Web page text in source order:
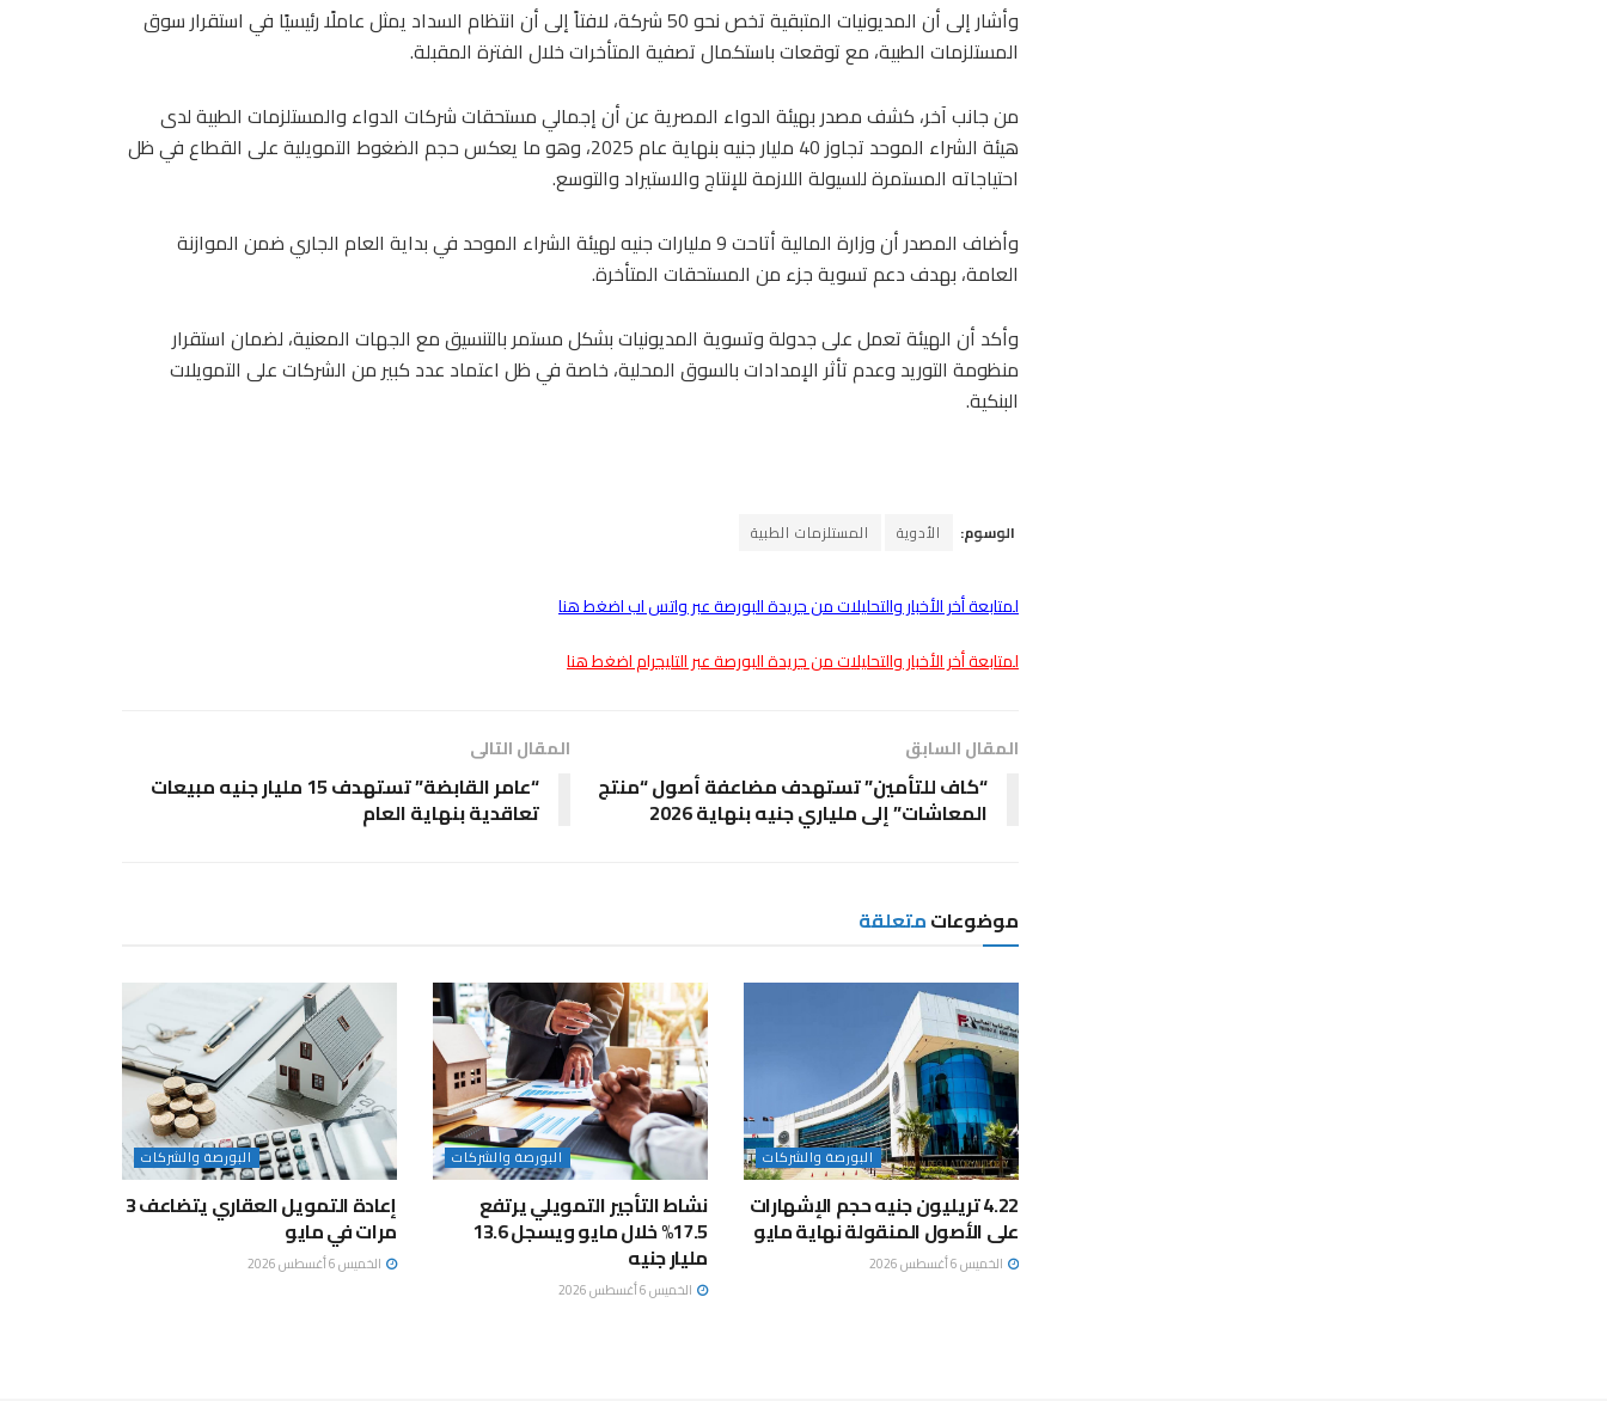
وأشار إلى أن المديونيات المتبقية تخص نحو 50 شركة، لافتاً إلى أن انتظام السداد يمثل عاملًا رئيسيًا في استقرار سوق
المستلزمات الطبية، مع توقعات باستكمال تصفية المتأخرات خلال الفترة المقبلة.
من جانب آخر، كشف مصدر بهيئة الدواء المصرية عن أن إجمالي مستحقات شركات الدواء والمستلزمات الطبية لدى
هيئة الشراء الموحد تجاوز 40 مليار جنيه بنهاية عام 2025، وهو ما يعكس حجم الضغوط التمويلية على القطاع في ظل
احتياجاته المستمرة للسيولة اللازمة للإنتاج والاستيراد والتوسع.
وأضاف المصدر أن وزارة المالية أتاحت 9 مليارات جنيه لهيئة الشراء الموحد في بداية العام الجاري ضمن الموازنة
العامة، بهدف دعم تسوية جزء من المستحقات المتأخرة.
وأكد أن الهيئة تعمل على جدولة وتسوية المديونيات بشكل مستمر بالتنسيق مع الجهات المعنية، لضمان استقرار
منظومة التوريد وعدم تأثر الإمدادات بالسوق المحلية، خاصة في ظل اعتماد عدد كبير من الشركات على التمويلات
البنكية.
الوسوم: الأدوية المستلزمات الطبية
لمتابعة أخر الأخبار والتحليلات من جريدة البورصة عبر واتس اب اضغط هنا
لمتابعة أخر الأخبار والتحليلات من جريدة البورصة عبر التليجرام اضغط هنا
المقال السابق
“كاف للتأمين” تستهدف مضاعفة أصول “منتج
المعاشات” إلى ملياري جنيه بنهاية 2026
المقال التالى
“عامر القابضة” تستهدف 15 مليار جنيه مبيعات
تعاقدية بنهاية العام
موضوعاتمتعلقة
البورصة والشركات
4.22 تريليون جنيه حجم الإشهارات
على الأصول المنقولة نهاية مايو
الخميس 6 أغسطس 2026
البورصة والشركات
نشاط التأجير التمويلي يرتفع
17.5% خلال مايو ويسجل 13.6
مليار جنيه
الخميس 6 أغسطس 2026
البورصة والشركات
إعادة التمويل العقاري يتضاعف 3
مرات في مايو
الخميس 6 أغسطس 2026